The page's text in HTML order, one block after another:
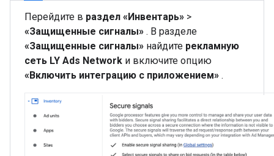
Перейдите в раздел «Инвентарь» >
«Защищенные сигналы» . В разделе
«Защищенные сигналы» найдите рекламную
сеть LY Ads Network и включите опцию
«Включить интеграцию с приложением» .